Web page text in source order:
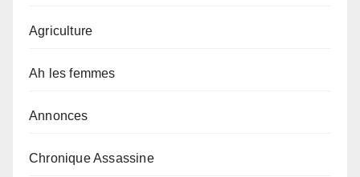
Agriculture
Ah les femmes
Annonces
Chronique Assassine